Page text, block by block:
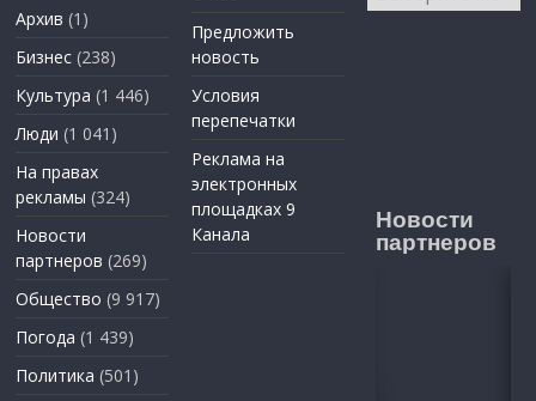
Архив (1)
Бизнес (238)
Культура (1 446)
Люди (1 041)
На правах
рекламы (324)
Новости
партнеров (269)
Общество (9 917)
Погода (1 439)
Политика (501)
Предложить
новость
Условия
перепечатки
Реклама на
электронных
площадках 9
Канала
Новости
партнеров